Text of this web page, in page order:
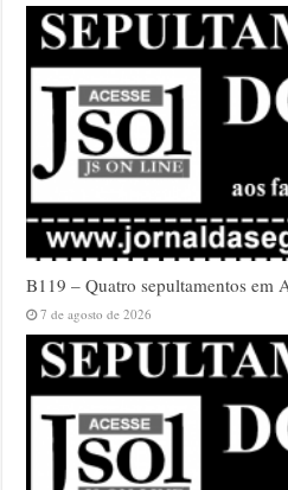
B119 – Quatro sepultamentos em
7 de agosto de 2026